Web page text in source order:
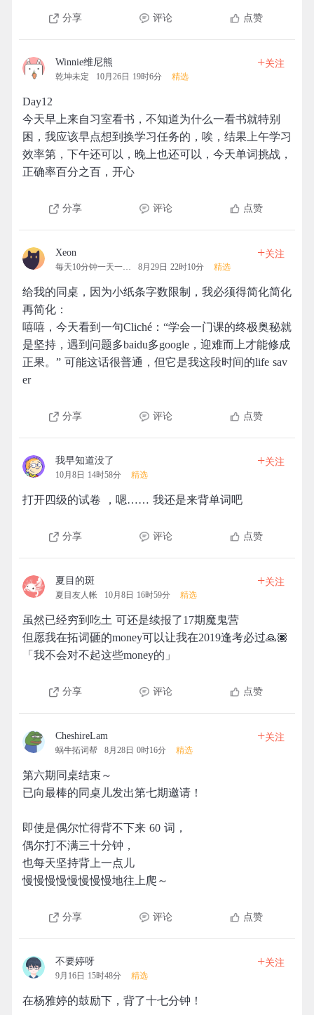
分享 评论 点赞
Winnie维尼熊
乾坤未定 10月26日 19时6分 精选
+关注
Day12
今天早上来自习室看书，不知道为什么一看书就特别
困，我应该早点想到换学习任务的，唉，结果上午学习
效率第，下午还可以，晚上也还可以，今天单词挑战，
正确率百分之百，开心
分享 评论 点赞
Xeon
每天10分钟一天一清人 8月29日 22时10分 精选
+关注
给我的同桌，因为小纸条字数限制，我必须得简化简化
再简化：
嘻嘻，今天看到一句Cliché：“学会一门课的终极奥秘就
是坚持，遇到问题多baidu多google，迎难而上才能修成
正果。” 可能这话很普通，但它是我这段时间的life sav
er
分享 评论 点赞
我早知道没了
10月8日 14时58分 精选
+关注
打开四级的试卷 ，嗯…… 我还是来背单词吧
分享 评论 点赞
夏目的斑
夏目友人帐 10月8日 16时59分 精选
+关注
虽然已经穷到吃土 可还是续报了17期魔鬼营
但愿我在拓词砸的money可以让我在2019逢考必过🙏🏿
「我不会对不起这些money的」
分享 评论 点赞
CheshireLam
蜗牛拓词帮 8月28日 0时16分 精选
+关注
第六期同桌结束～
已向最棒的同桌儿发出第七期邀请！
即使是偶尔忙得背不下来 60 词，
偶尔打不满三十分钟，
也每天坚持背上一点儿
慢慢慢慢慢慢慢慢地往上爬～
分享 评论 点赞
不要婷呀
9月16日 15时48分 精选
+关注
在杨雅婷的鼓励下，背了十七分钟！